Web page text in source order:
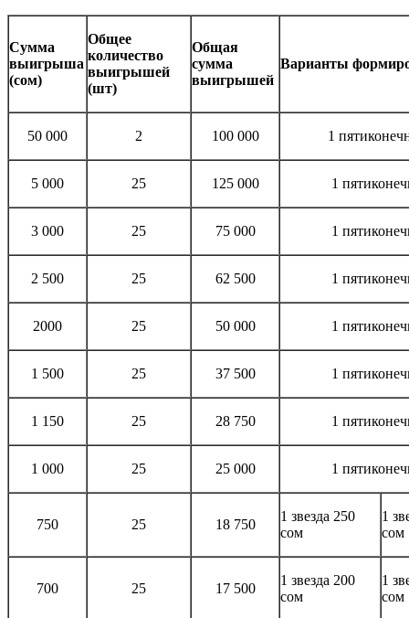
Сумма
выигрыша
(сом)
Общее
количество
выигрышей
(шт)
Общая
сумма
выигрышей
Варианты
50 000 2 100 000 1
5 000 25 125 000 1
3 000 25 75 000 1
2 500 25 62 500 1
2000 25 50 000 1
1 500 25 37 500 1
1 150 25 28 750 1
1 000 25 25 000 1
750 25 18 750
1 звезда 250
сом
1
сом
700 25 17 500
1 звезда 200
сом
1
сом